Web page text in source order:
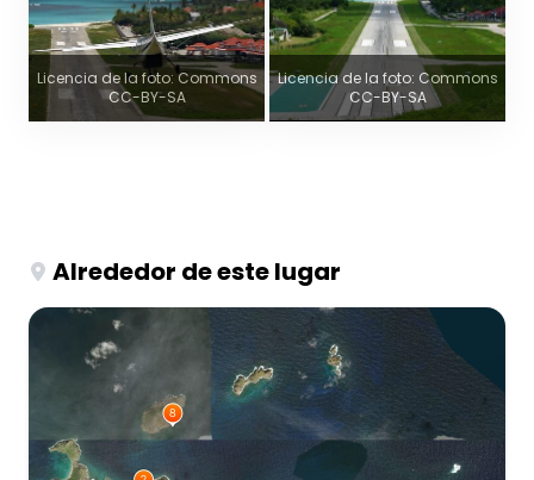
Licencia de la foto: Commons
CC-BY-SA
Licencia de la foto: Commons
CC-BY-SA
Alrededor de este lugar